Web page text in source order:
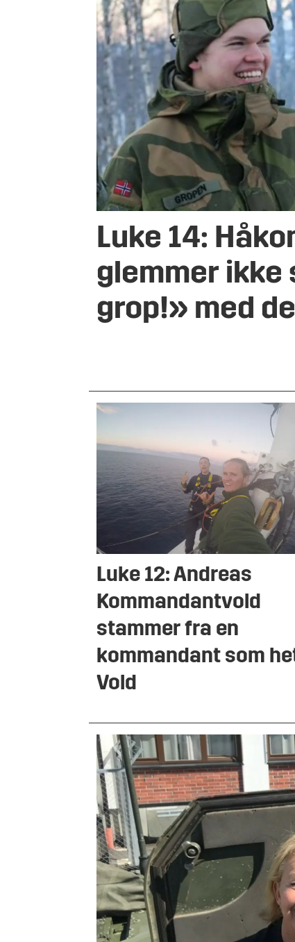
Luke 14:
glemmer ikke
grop!» med
Luke 12: Andreas
Kommandantvold
stammer fra en
kommandant som
Vold